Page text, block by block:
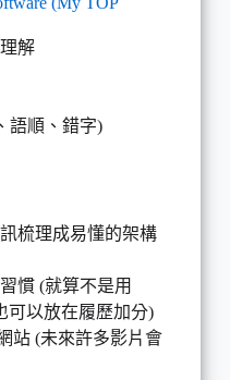
解
語順、錯字)
梳理成易懂的架構
慣 (就算不是用
可以放在履歷加分)
站 (未來許多影片會